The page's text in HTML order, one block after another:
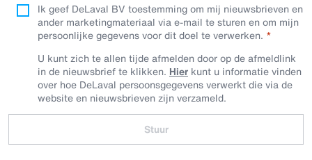
Ik geef DeLaval BV toestemming om mij nieuwsbrieven en
ander marketingmateriaal via e-mail te sturen en om mijn
persoonlijke gegevens voor dit doel te verwerken.
U kunt zich te allen tijde afmelden door op de afmeldlink
in de nieuwsbrief te klikken. Hier kunt u informatie vinden
over hoe DeLaval persoonsgegevens verwerkt die via de
website en nieuwsbrieven zijn verzameld.
Stuur